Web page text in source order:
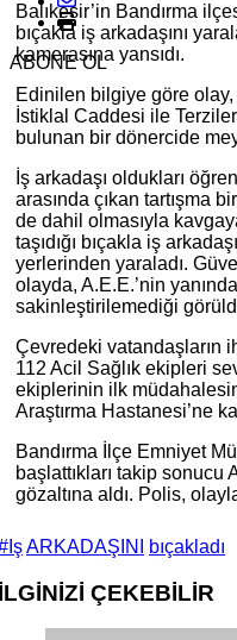
ABONE OL
Balıkesir’in Bandırma
bıçakla iş arkadaşını
kamerasına yansıdı.
Edinilen bilgiye göre
İstiklal Caddesi ile
bulunan bir dönercide
İş arkadaşı oldukları
arasında çıkan tartışma
de dahil olmasıyla
taşıdığı bıçakla iş
yerlerinden yaraladı.
olayda, A.E.E.’nin
sakinleştirilemediği
Çevredeki vatandaşların
112 Acil Sağlık ekipleri
ekiplerinin ilk
Araştırma Hastanesi’ne
Bandırma İlçe Emniyet
başlattıkları takip sonucu
gözaltına aldı. Polis,
ARKADAŞINI bıçakladı
ÇEKEBİLİR